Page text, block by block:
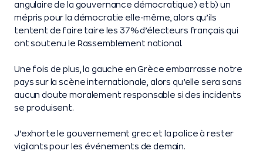
angulaire de la gouvernance démocratique) et b) un
mépris pour la démocratie elle-même, alors qu’ils
tentent de faire taire les 37% d’électeurs français qui
ont soutenu le Rassemblement national.
Une fois de plus, la gauche en Grèce embarrasse notre
pays sur la scène internationale, alors qu’elle sera sans
aucun doute moralement responsable si des incidents
se produisent.
J’exhorte le gouvernement grec et la police à rester
vigilants pour les événements de demain.